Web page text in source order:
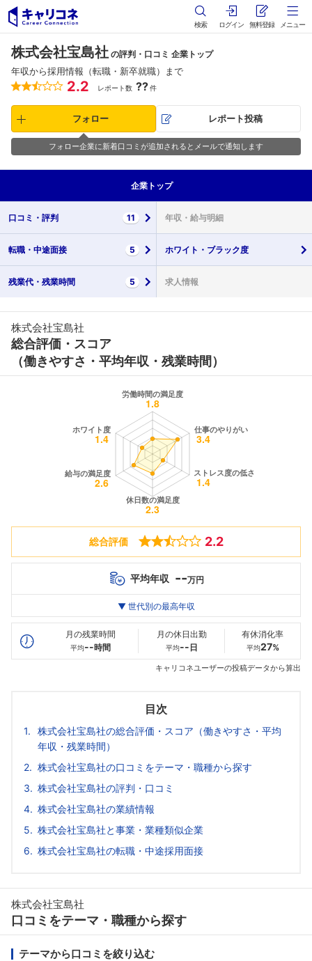
検索 ログイン 無料登録 メニュー
株式会社宝島社 の評判・口コミ 企業トップ
年収から採用情報（転職・新卒就職）まで
2.2 レポート数 ??件
フォロー レポート投稿
フォロー企業に新着口コミが追加されるとメールで通知します
企業 トップ
口コミ・ 評判 11 年収・ 給与明細
転職・ 中途面接 5 ホワイト・ ブラック度
残業代・ 残業時間 5 求人情報
株式会社宝島社
総合評価・スコア
（働きやすさ・平均年収・残業時間）
総合評価 2.2
平均年収 --万円
最高年収
20代
--万
30代
--万
--万
▼ 世代別の最高年収
月の残業時間
平均--時間
月の休日出勤
平均-- 日
有休消化率
平均27%
キャリコネユーザーの投稿データから算出
目次
株式会社宝島社の総合評価・スコア（働きやすさ・平均
年収・残業時間）
株式会社宝島社の口コミをテーマ・職種から探す
株式会社宝島社の評判・口コミ
株式会社宝島社の業績情報
株式会社宝島社と事業・業種類似企業
株式会社宝島社の転職・中途採用面接
株式会社宝島社
口コミをテーマ・職種から探す
テーマから口コミを絞り込む